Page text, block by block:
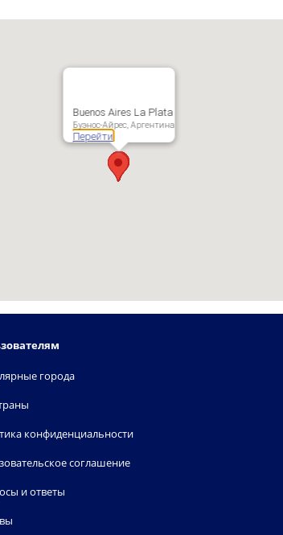
Buenos Aires La Plata
Буэнос-Айрес, Аргентина
Перейти
города
конфиденциальности
соглашение
и ответы